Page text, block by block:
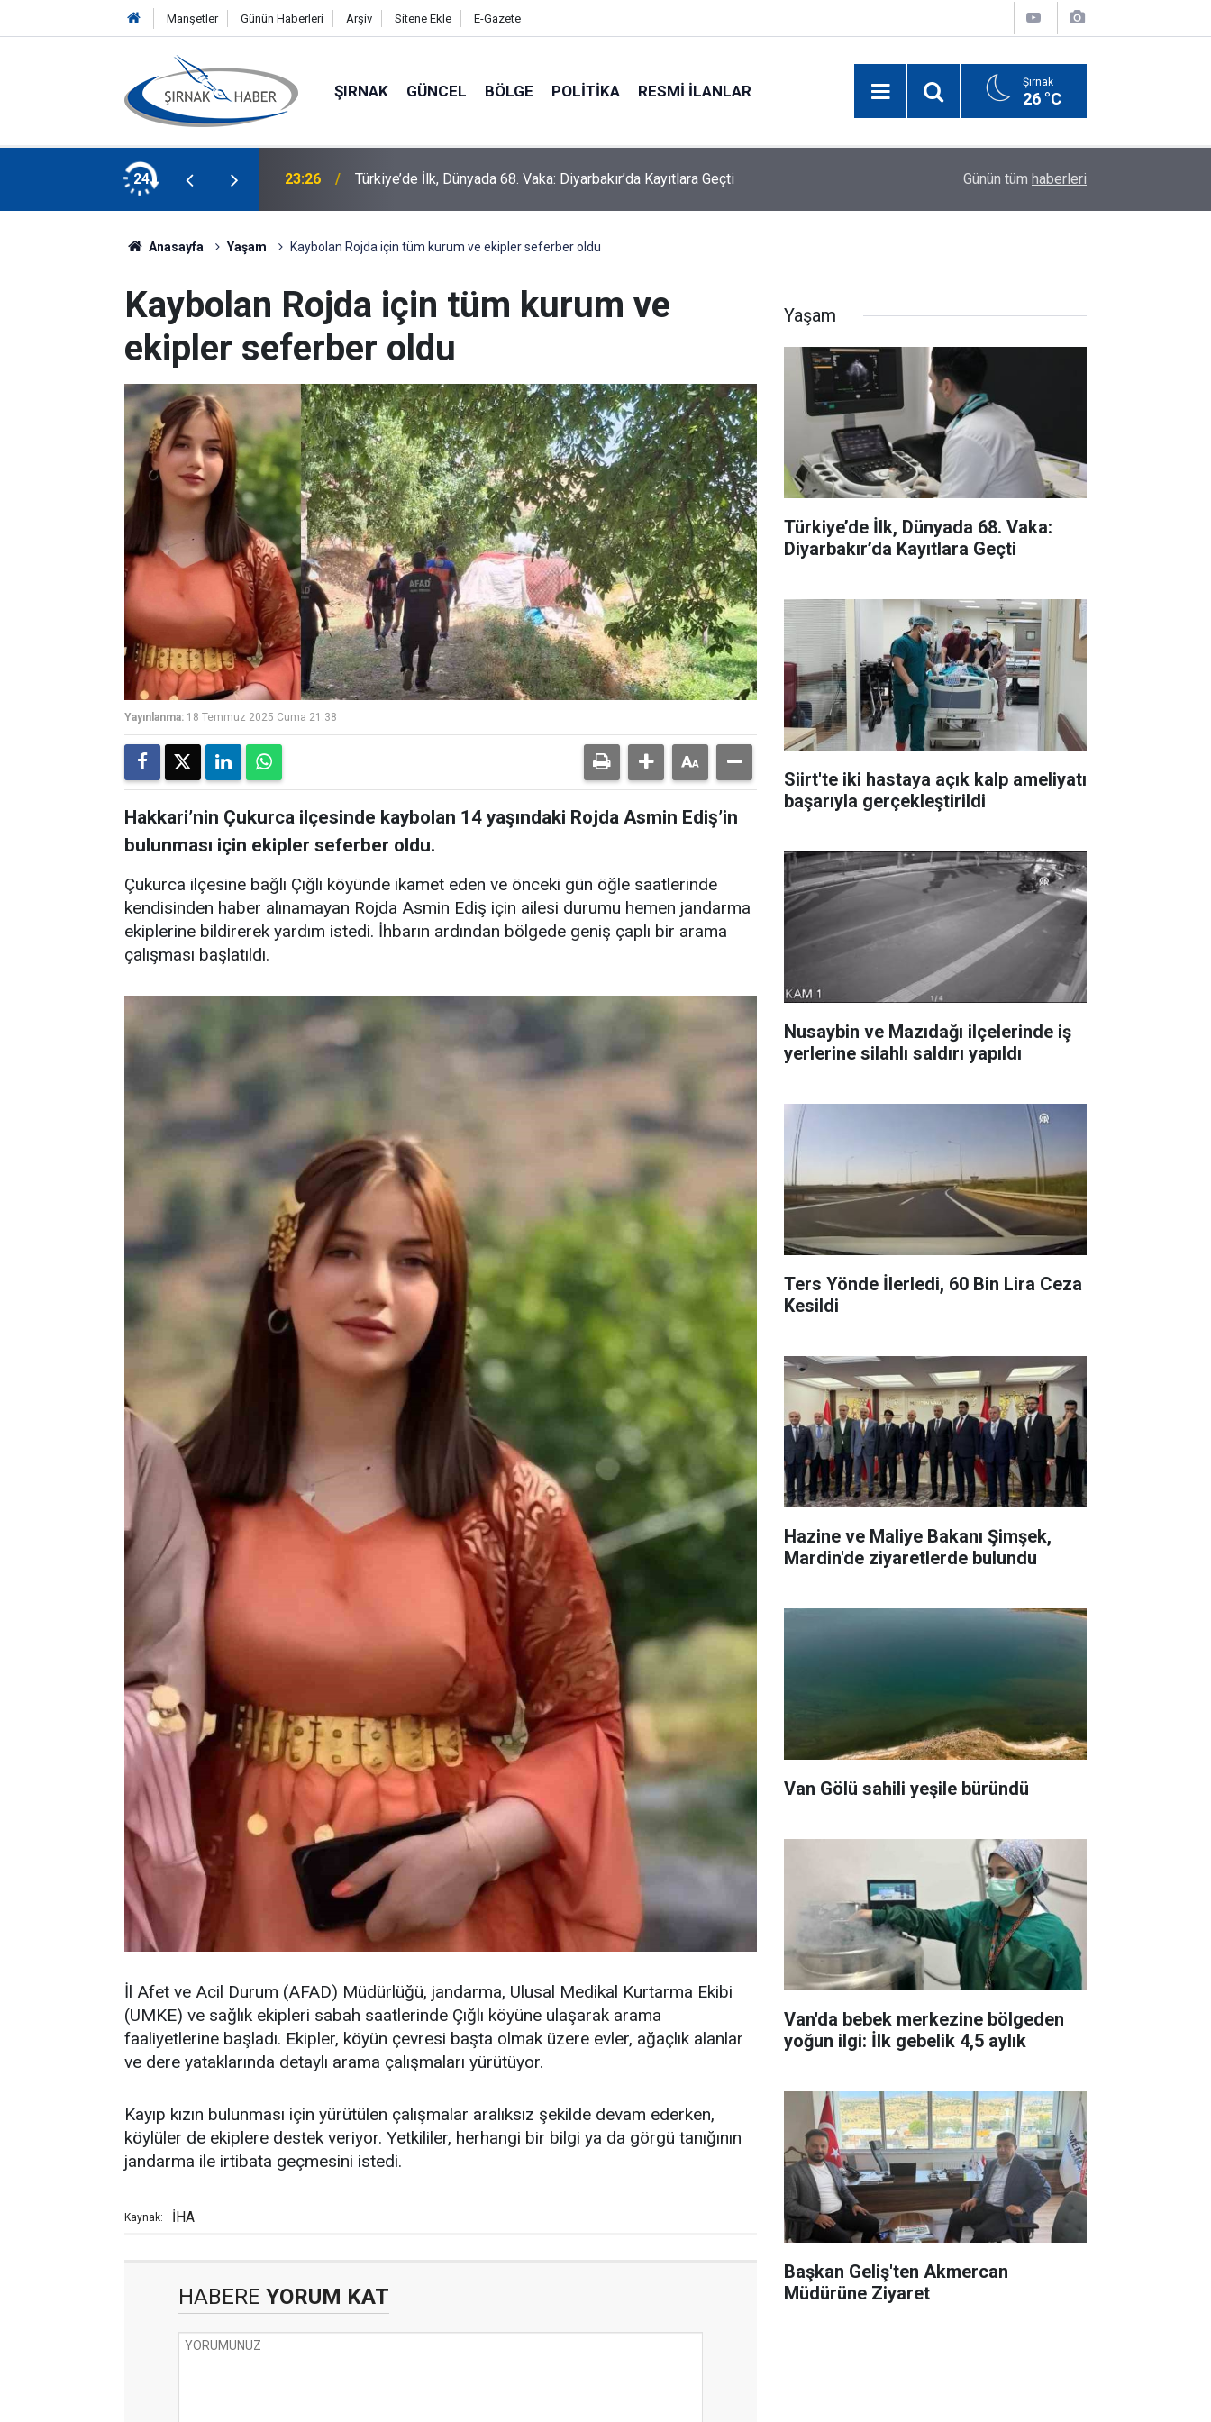
Manşetler Günün Haberleri Arşiv Sitene Ekle E-Gazete
ŞIRNAK GÜNCEL BÖLGE POLITIKA RESMI İLANLAR Şırnak
26 °C
24 23:26 Türkiye’de İlk, Dünyada 68. Vaka: Diyarbakır’da Kayıtlara Geçti Siirt'te iki hastaya açık kalp ameliyatı
Günün tüm haberleri
Anasayfa Yaşam Kaybolan Rojda için tüm kurum ve ekipler seferber oldu
Kaybolan Rojda için tüm kurum ve
ekipler seferber oldu
Yayınlanma: 18 Temmuz 2025 Cuma 21:38
Hakkari’nin Çukurca ilçesinde kaybolan 14 yaşındaki Rojda Asmin Ediş’in
bulunması için ekipler seferber oldu.
Çukurca ilçesine bağlı Çığlı köyünde ikamet eden ve önceki gün öğle saatlerinde
kendisinden haber alınamayan Rojda Asmin Ediş için ailesi durumu hemen jandarma
ekiplerine bildirerek yardım istedi. İhbarın ardından bölgede geniş çaplı bir arama
çalışması başlatıldı.
İl Afet ve Acil Durum (AFAD) Müdürlüğü, jandarma, Ulusal Medikal Kurtarma Ekibi
(UMKE) ve sağlık ekipleri sabah saatlerinde Çığlı köyüne ulaşarak arama
faaliyetlerine başladı. Ekipler, köyün çevresi başta olmak üzere evler, ağaçlık alanlar
ve dere yataklarında detaylı arama çalışmaları yürütüyor.
Kayıp kızın bulunması için yürütülen çalışmalar aralıksız şekilde devam ederken,
köylüler de ekiplere destek veriyor. Yetkililer, herhangi bir bilgi ya da görgü tanığının
jandarma ile irtibata geçmesini istedi.
Kaynak: İHA
HABERE YORUM KAT
Yaşam
Türkiye’de İlk, Dünyada 68. Vaka:
Diyarbakır’da Kayıtlara Geçti
Siirt'te iki hastaya açık kalp ameliyatı
başarıyla gerçekleştirildi
Nusaybin ve Mazıdağı ilçelerinde iş
yerlerine silahlı saldırı yapıldı
Ters Yönde İlerledi, 60 Bin Lira Ceza
Kesildi
Hazine ve Maliye Bakanı Şimşek,
Mardin'de ziyaretlerde bulundu
Van Gölü sahili yeşile büründü
Van'da bebek merkezine bölgeden
yoğun ilgi: İlk gebelik 4,5 aylık
Başkan Geliş'ten Akmercan
Müdürüne Ziyaret